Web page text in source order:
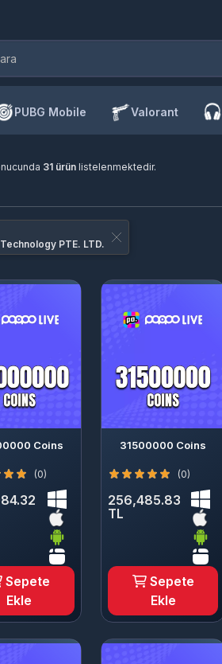
PUBG Mobile Valorant
31 ürünlistelenmektedir.
PTE. LTD.
Coins
(0)
Sepete
Ekle
31500000 Coins
(0)
256,485.83
TL
Sepete
Ekle